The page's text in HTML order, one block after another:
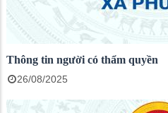
Thông tin người có thẩm quyền
26/08/2025